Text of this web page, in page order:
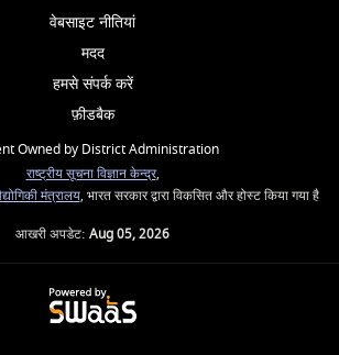
वेबसाइट नीतियां
मदद
हमसे संपर्क करें
फ़ीडबैक
Owned by District Administration
राष्ट्रीय सूचना विज्ञान केन्द्र,
मंत्रालय, भारत सरकार द्वारा विकसित और होस्ट किया गया है
आखरी अपडेट: Aug 05, 2026